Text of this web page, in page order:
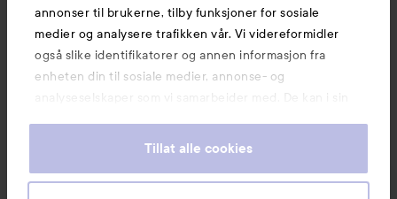
annonser til brukerne, tilby funksjoner for sosiale
medier og analysere trafikken vår. Vi videreformidler
også slike identifikatorer og annen informasjon fra
enheten din til sosiale medier, annonse- og
analyseselskaper som vi samarbeider med. De kan i sin
informasjon som du har oppgitt eller som de har samlet
våre cookies ved å fortsette å bruke nettsiden vår. For
Tillat alle cookies